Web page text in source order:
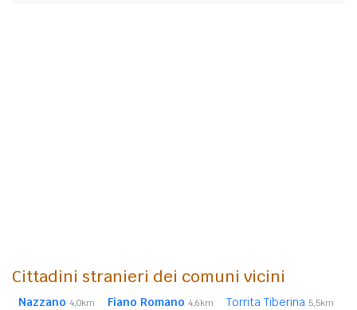
Cittadini stranieri dei comuni vicini
Nazzano 4,0km Fiano Romano 4,6km Torrita Tiberina 5,5km